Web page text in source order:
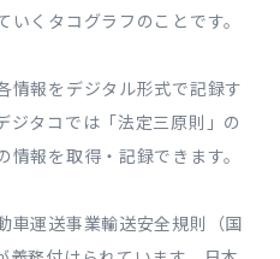
くタコグラフのことです。
情報をデジタル形式で記録す
ジタコでは「法定三原則」の
報を取得・記録できます。
車運送事業輸送安全規則（国